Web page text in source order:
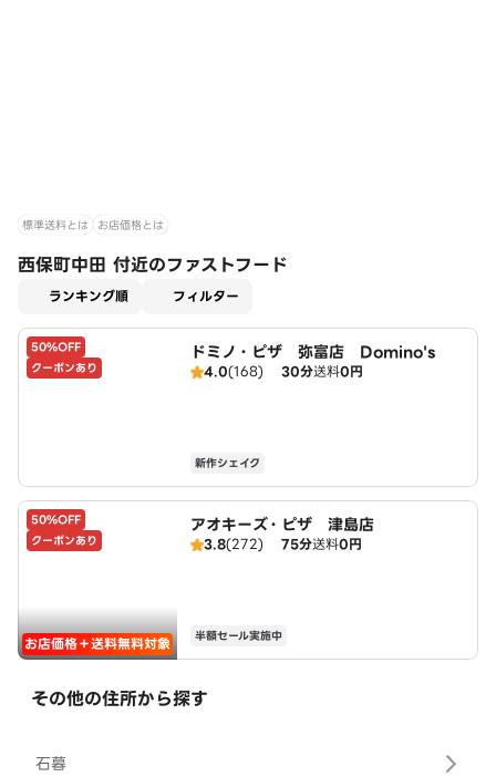
標準送料とは お店価格とは
西保町中田 付近のファストフード
ランキング順 フィルター
50%OFF
クーポンあり
ドミノ・ピザ 弥富店 Domino's
4.0(168) 30分送料0円
新作シェイク
50%OFF
クーポンあり
お店価格＋送料無料対象
アオキーズ・ピザ 津島店
3.8(272) 75分送料0円
半額セール実施中
その他の住所から探す
石暮